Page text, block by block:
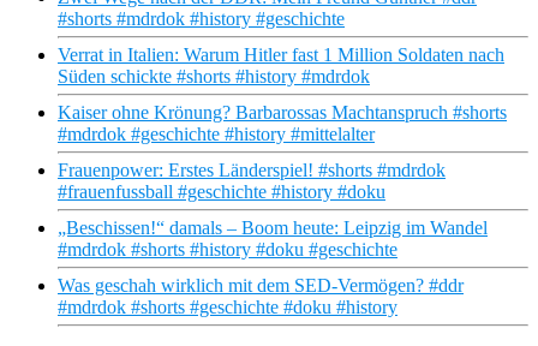
#shorts #mdrdok #history #geschichte
Verrat in Italien: Warum Hitler fast 1 Million Soldaten nach
Süden schickte #shorts #history #mdrdok
Kaiser ohne Krönung? Barbarossas Machtanspruch #shorts
#mdrdok #geschichte #history #mittelalter
Frauenpower: Erstes Länderspiel! #shorts #mdrdok
#frauenfussball #geschichte #history #doku
„Beschissen!“ damals – Boom heute: Leipzig im Wandel
#mdrdok #shorts #history #doku #geschichte
Was geschah wirklich mit dem SED-Vermögen? #ddr
#mdrdok #shorts #geschichte #doku #history